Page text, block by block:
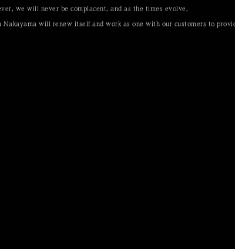
we will never be complacent, and as the times evolve,
Nakayama will renew itself and work as one with our customers to